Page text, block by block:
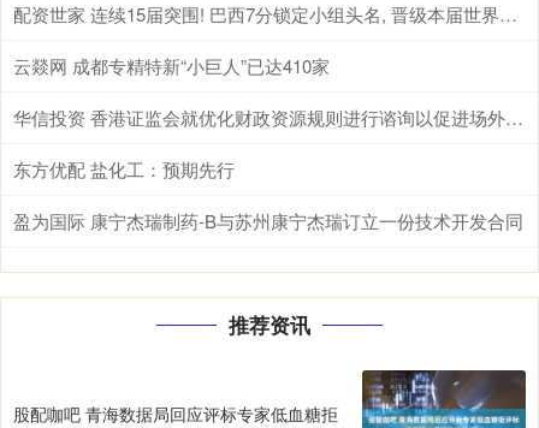
配资世家 连续15届突围! 巴西7分锁定小组头名, 晋级本届世界杯32强
云燚网 成都专精特新“小巨人”已达410家
华信投资 香港证监会就优化财政资源规则进行谘询以促进场外衍生工具和其他产品的市场发展
东方优配 盐化工：预期先行
盈为国际 康宁杰瑞制药-B与苏州康宁杰瑞订立一份技术开发合同
推荐资讯
股配咖吧 青海数据局回应评标专家低血糖拒